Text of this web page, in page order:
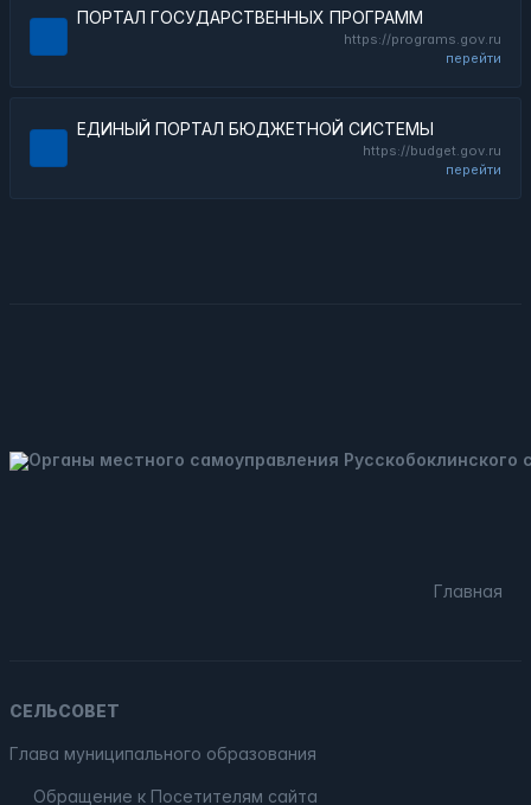
ПОРТАЛ ГОСУДАРСТВЕННЫХ ПРОГРАММ
https://programs.gov.ru
перейти
ЕДИНЫЙ ПОРТАЛ БЮДЖЕТНОЙ СИСТЕМЫ
https://budget.gov.ru
перейти
Главная
СЕЛЬСОВЕТ
Глава муниципального образования
Обращение к Посетителям сайта